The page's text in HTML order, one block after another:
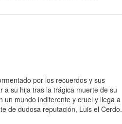
por los recuerdos y sus
a su hija tras la trágica muerte de su
un mundo indiferente y cruel y llega a
de dudosa reputación, Luis el Cerdo.